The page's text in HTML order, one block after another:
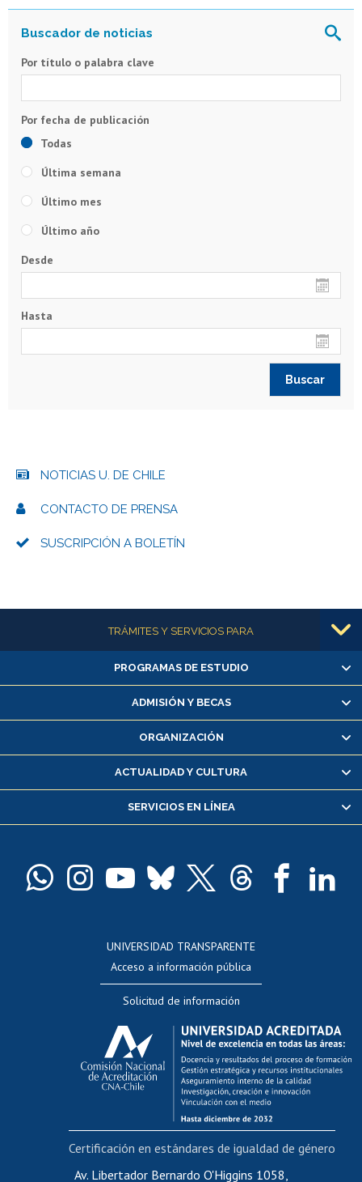
Por título o palabra clave
Todas
Última semana
Último mes
Último año
Desde
Hasta
NOTICIAS U. DE CHILE
CONTACTO DE PRENSA
SUSCRIPCIÓN A BOLETÍN
Más informaciónTRÁMITES Y SERVICIOS PARA
Alumnas/os y exalumnas/os
Matrícula en línea
Inscripción y cambio de asignaturas
Consulta y certificado de notas
Servicio médico y dental
Pago de arancel y crédito alumnos
Docentes
Evaluación docente
Calificación académica
Postulación al AUCAI
Funcionarias/os
Cursos internos de capacitación
Bienestar del personal
Portal de movilidad interna
Certificado de renta
PROGRAMAS DE ESTUDIO
ADMISIÓN Y BECAS
ORGANIZACIÓN
ACTUALIDAD Y CULTURA
SERVICIOS EN LÍNEA
UNIVERSIDAD TRANSPARENTE
Acceso a información pública
Solicitud de información
Av. Libertador Bernardo O'Higgins 1058,
Certificación en estándares de igualdad de género